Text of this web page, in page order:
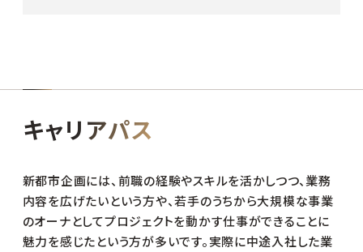
キャリアパス
新都市企画には、前職の経験やスキルを活かしつつ、業務
内容を広げたいという方や、若手のうちから大規模な事業
のオーナとしてプロジェクトを動かす仕事ができることに
魅力を感じたという方が多いです。実際に中途入社した業